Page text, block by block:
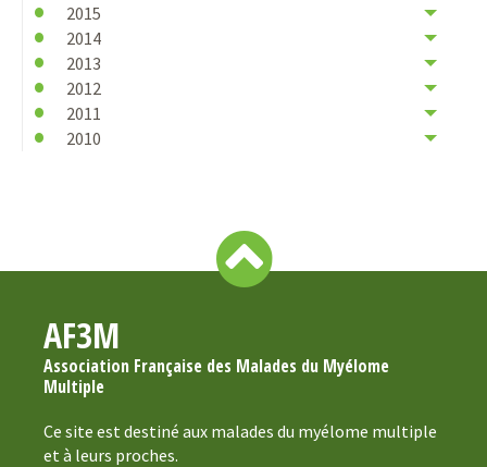
2015
2014
2013
2012
2011
2010
AF3M
Association Française des Malades du Myélome
Multiple
Ce site est destiné aux malades du myélome multiple
et à leurs proches.